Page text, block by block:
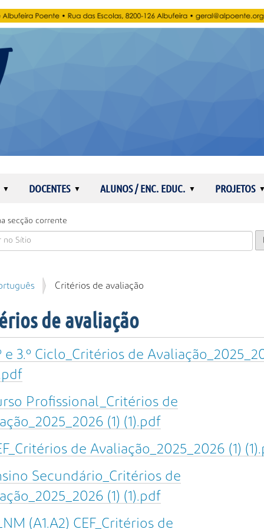
DOCENTES ALUNOS / ENC. EDUC. PROJETOS
secção corrente
Critérios de avaliação
de avaliação
e 3.º Ciclo_Critérios de
Profissional_Critérios de
(1) (1).pdf
de Avaliação_2025_2026 (1)
Secundário_Critérios de
(1) (1).pdf
(A1.A2) CEF_Critérios de